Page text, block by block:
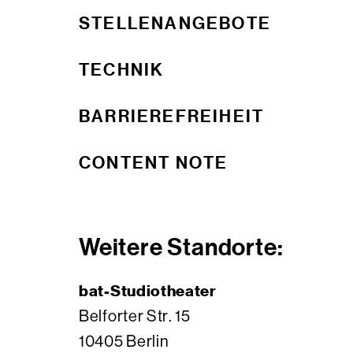
STELLENANGEBOTE
TECHNIK
BARRIEREFREIHEIT
CONTENT NOTE
Weitere Standorte:
bat-Studiotheater
Belforter Str. 15
10405 Berlin